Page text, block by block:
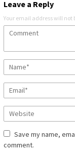
Leave a Reply
Your email address will not
Save my name,
comment.